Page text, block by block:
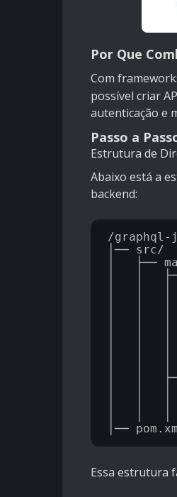
Por Que
Com
possível criar
autenticação e
Passo a
Estrutura de
Abaixo está a
backend:
/graphql-
│── src/
│   ├──
│   │
│   │   │
│   │   │
│   │   │
│   │   │
│   │   │
│   │   │
│   │   │
│   │
│   │   │
│   │   │
│   │   │
Essa estrutura